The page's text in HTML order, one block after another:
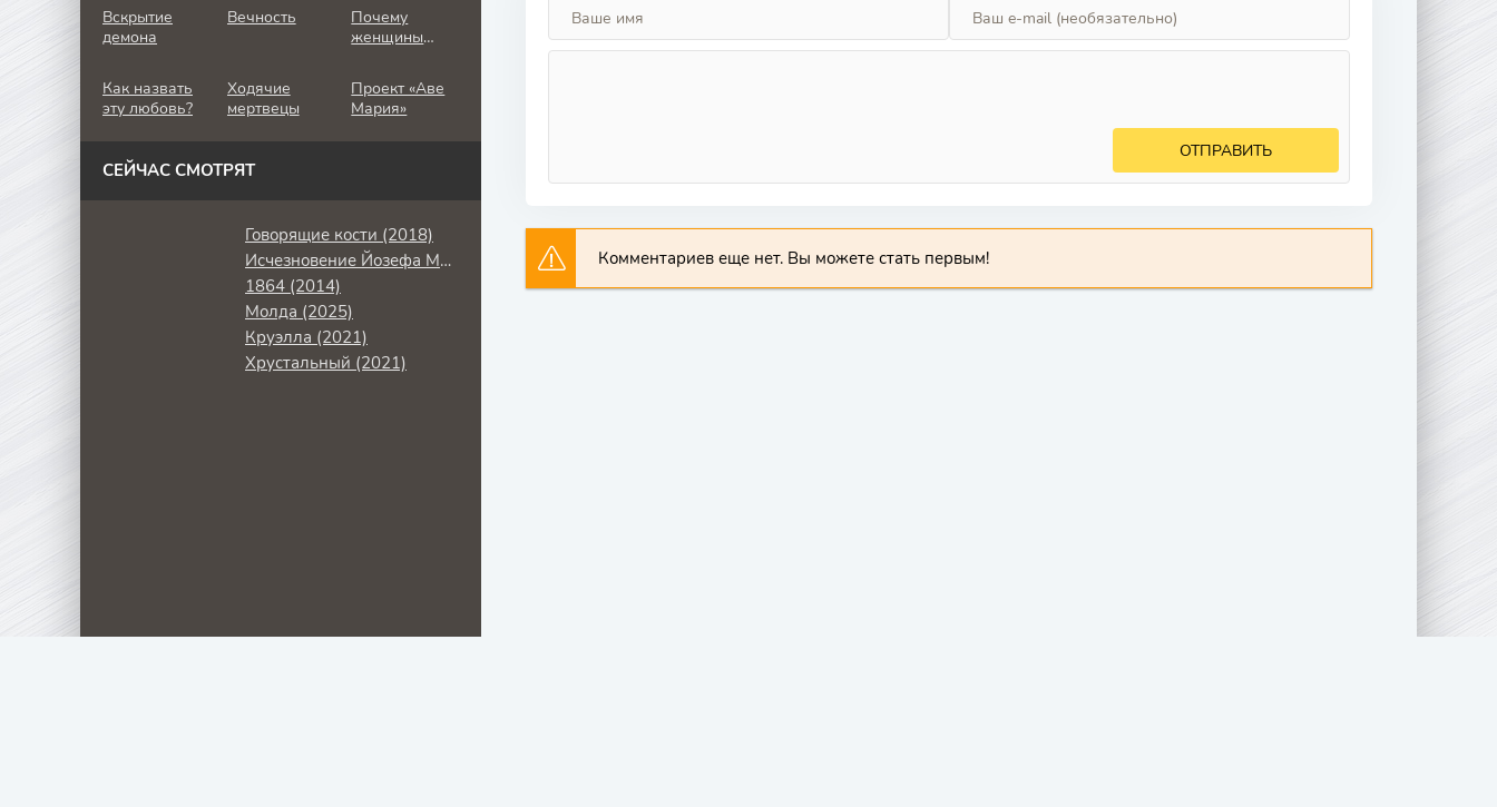
ОТПРАВИТЬ
Комментариев еще нет. Вы можете стать первым!
Вскрытие
демона
Вечность
Почему
женщины
Как назвать
эту любовь?
Ходячие
мертвецы
Проект «Аве
Мария»
СЕЙЧАС СМОТРЯТ
Говорящие кости (2018)
Исчезновение Йозефа Менгеле (2025)
1864 (2014)
Молда (2025)
Круэлла (2021)
Хрустальный (2021)